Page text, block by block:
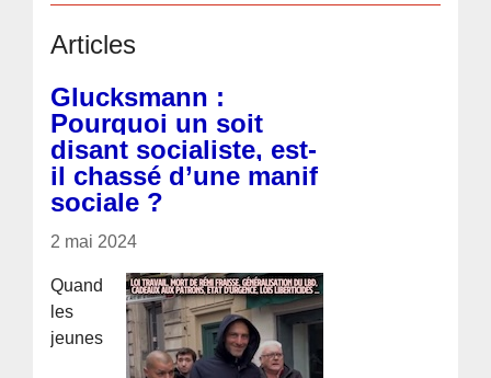
Articles
Glucksmann :
Pourquoi un soit
disant socialiste, est-
il chassé d’une manif
sociale ?
2 mai 2024
Quand
les
jeunes